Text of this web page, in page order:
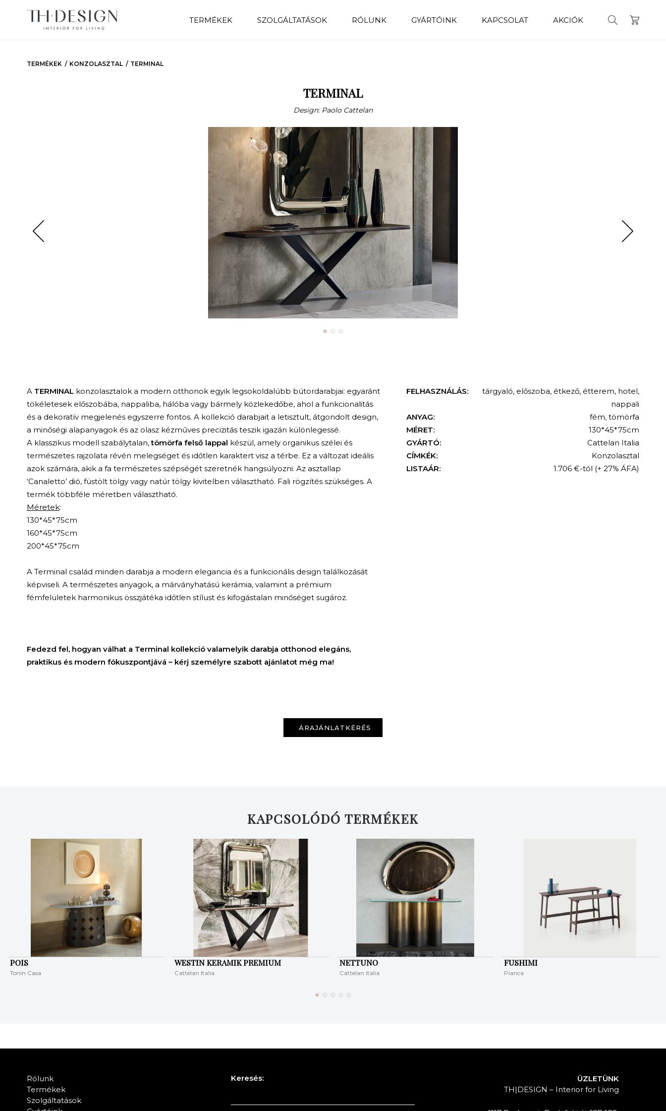
TERMÉKEK SZOLGÁLTATÁSOK RÓLUNK GYÁRTÓINK KAPCSOLAT AKCIÓK
TERMÉKEK KONZOLASZTAL TERMINAL
TERMINAL
Design: Paolo Cattelan
A TERMINAL konzolasztalok a modern otthonok egyik legsokoldalúbb bútordarabjai: egyaránt
tökéletesek előszobába, nappaliba, hálóba vagy bármely közlekedőbe, ahol a funkcionalitás
és a dekoratív megjelenés egyszerre fontos. A kollekció darabjait a letisztult, átgondolt design,
a minőségi alapanyagok és az olasz kézműves precizitás teszik igazán különlegessé.
A klasszikus modell szabálytalan,tömörfa felső lappal készül, amely organikus szélei és
természetes rajzolata révén melegséget és időtlen karaktert visz a térbe. Ez a változat ideális
azok számára, akik a fa természetes szépségét szeretnék hangsúlyozni. Az asztallap
‘Canaletto’ dió, füstölt tölgy vagy natúr tölgy kivitelben választható. Fali rögzítés szükséges. A
termék többféle méretben választható.
Méretek:
130*45*75cm
160*45*75cm
200*45*75cm
A Terminal család minden darabja a modern elegancia és a funkcionális design találkozását
képviseli. A természetes anyagok, a márványhatású kerámia, valamint a prémium
fémfelületek harmonikus összjátéka időtlen stílust és kifogástalan minőséget sugároz.
Fedezd fel, hogyan válhat a Terminal kollekció valamelyik darabja otthonod elegáns,
praktikus és modern fókuszpontjává – kérj személyre szabott ajánlatot még ma!
FELHASZNÁLÁS: tárgyaló, előszoba, étkező, étterem, hotel,
nappali
ANYAG:
fém,tömörfa
MÉRET:
130*45*75cm
GYÁRTÓ:
Cattelan Italia
CÍMKÉK:
Konzolasztal
LISTAÁR:
1.706 €-tól (+ 27% ÁFA)
ÁRAJÁNLATKÉRÉS
KAPCSOLÓDÓ TERMÉKEK
POIS
Tonin Casa
WESTIN KERAMIK PREMIUM
Cattelan Italia
NETTUNO
Cattelan Italia
FUSHIMI
Pianca
Rólunk
Termékek
Szolgáltatások
Keresés:
ÜZLETÜNK
TH|DESIGN – Interior for Living
KERESÉS